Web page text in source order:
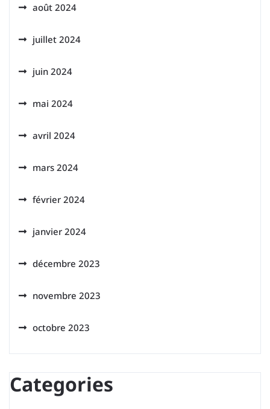
août 2024
juillet 2024
juin 2024
mai 2024
avril 2024
mars 2024
février 2024
janvier 2024
décembre 2023
novembre 2023
octobre 2023
Categories